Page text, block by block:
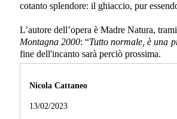
cotanto splendore: il ghiaccio, pur
L’autore dell’opera è Madre Natura,
Montagna 2000: “Tutto normale, è una
fine dell'incanto sarà perciò prossima.
Nicola Cattaneo
13/02/2023